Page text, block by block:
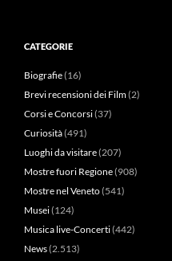
CATEGORIE
Biografie(16)
Brevi recensioni dei Film(2)
Corsi e Concorsi(37)
Curiosità(491)
Luoghi da visitare(207)
Mostre fuori Regione(908)
Mostre nel Veneto(541)
Musei(124)
Musica live-Concerti(442)
News(2.513)